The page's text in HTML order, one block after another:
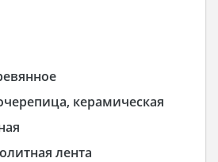
керамическая
лента